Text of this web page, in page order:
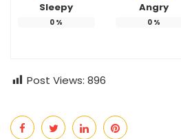
Sleepy
0 %
Angry
0 %
Post Views: 896